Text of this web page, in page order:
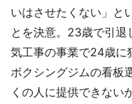
いはさせたくない」と
とを決意。23歳で引退
気工事の事業で24歳に
ボクシングジムの看板
くの人に提供できない